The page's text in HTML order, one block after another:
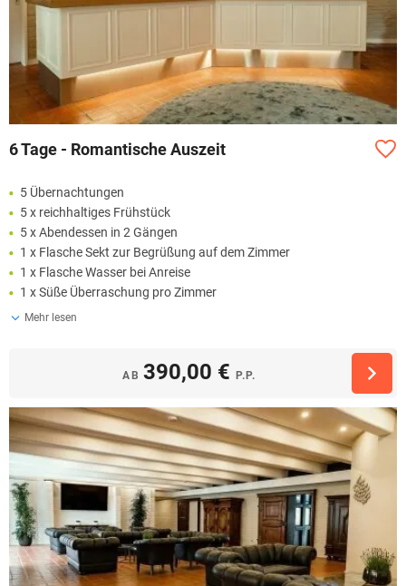
6 Tage - Romantische Auszeit
5 Übernachtungen
5 x reichhaltiges Frühstück
5 x Abendessen in 2 Gängen
1 x Flasche Sekt zur Begrüßung auf dem Zimmer
1 x Flasche Wasser bei Anreise
1 x Süße Überraschung pro Zimmer
Mehr lesen
AB 390,00 € P.P.